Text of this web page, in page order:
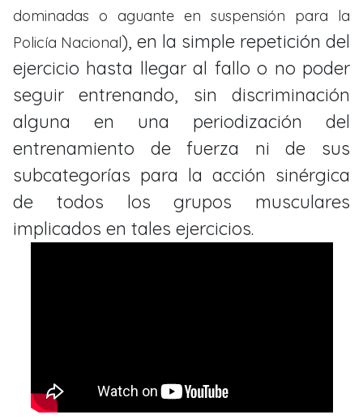
dominadas o aguante en suspensión para la
Policía Nacional), en la simple repetición del
ejercicio hasta llegar al fallo o no poder
seguir entrenando, sin discriminación
alguna en una periodización del
entrenamiento de fuerza ni de sus
subcategorías para la acción sinérgica
de todos los grupos musculares
implicados en tales ejercicios.